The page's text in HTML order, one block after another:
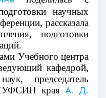
научных
рассказала
подготовки
Учебного центра
кафедрой,
председатель
края А. Д.